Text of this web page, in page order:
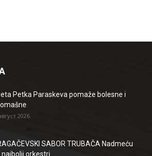
Petka Paraskeva pomaže bolesne i
2026.
SABOR TRUBAČA Nadmeću
najbolji orkestri